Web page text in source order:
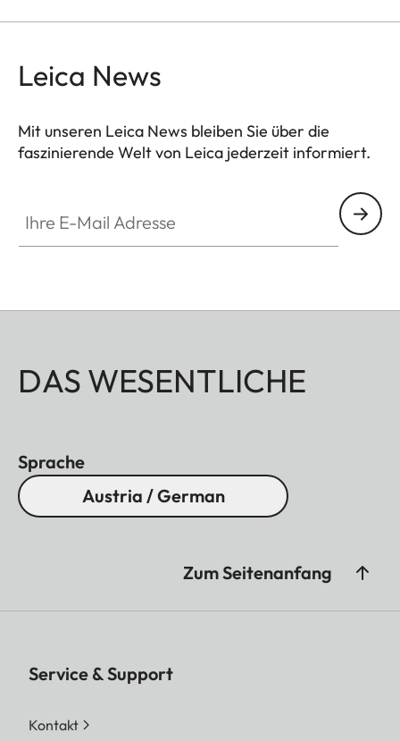
Leica News
Mit unseren Leica News bleiben Sie über die
faszinierende Welt von Leica jederzeit informiert.
DAS WESENTLICHE
Sprache
Austria / German
Zum Seitenanfang
Service & Support
Kontakt